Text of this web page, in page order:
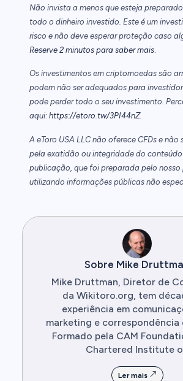
Não invista a menos que esteja
todo o dinheiro investido. Este é um
risco e não deve esperar proteção caso
Reserve 2 minutos para saber mais.
Os investimentos em criptomoedas são
podem não ser adequados para
pode perder todo o seu investimento.
aqui: https://etoro.tw/3PI44nZ.
A eToro USA LLC não oferece CFDs e não
pela exatidão ou integridade do
publicação, que foi preparada pelo nosso
utilizando informações públicas não
Sobre Mike
Mike Druttman, Diretor de
da Wikitoro.org, tem
experiência em
marketing e correspondência
Formado pela CAM
Chartered Institute
Ler mais